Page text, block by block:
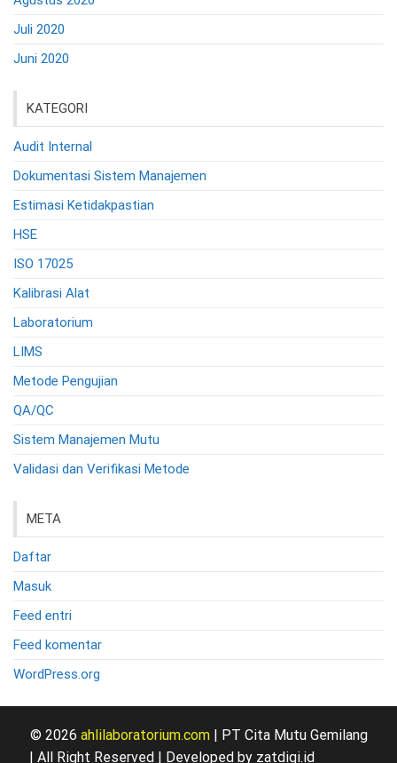
Juli 2020
Juni 2020
KATEGORI
Audit Internal
Dokumentasi Sistem Manajemen
Estimasi Ketidakpastian
HSE
ISO 17025
Kalibrasi Alat
Laboratorium
LIMS
Metode Pengujian
QA/QC
Sistem Manajemen Mutu
Validasi dan Verifikasi Metode
META
Daftar
Masuk
Feed entri
Feed komentar
WordPress.org
© 2026 ahlilaboratorium.com| PT Cita Mutu Gemilang
| All Right Reserved | Developed by zatdigi.id